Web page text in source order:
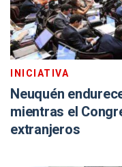
INICIATIVA
Neuquén
mientras el
extranjeros